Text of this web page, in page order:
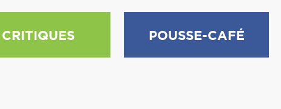
CRITIQUES POUSSE-CAFÉ